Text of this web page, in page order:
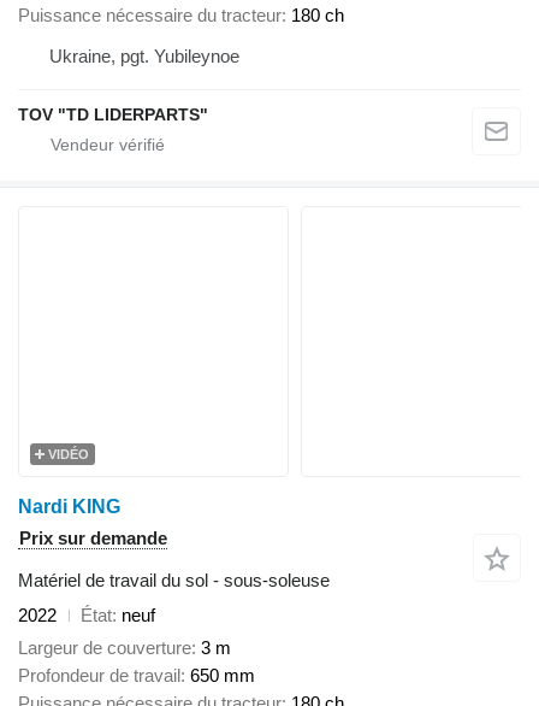
Puissance nécessaire du tracteur 180 ch
Ukraine, pgt. Yubileynoe
TOV "TD LIDERPARTS"
VIDÉO
Nardi KING
Prix sur demande
Matériel de travail du sol - sous-soleuse
2022
État neuf
Largeur de couverture 3 m
Profondeur de travail 650 mm